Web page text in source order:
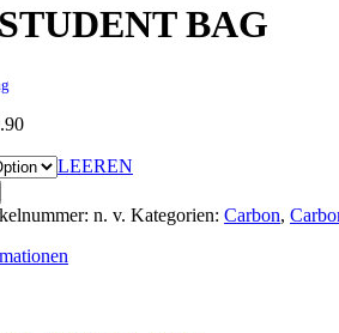
BAG
Price
CHF149.90
CHF169.90
LEEREN
n. v. Kategorien: Carbon,